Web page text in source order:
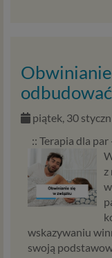
piątek, 30
:: Terapia dla
z
wskazywaniu
swoją
możesz
technologicznym
marketingowym.
Przekazywanie
Twoje dane będą
właściciel serwisu
Twoje dane mogą
przetwarzania
przypadku
do dowolnego
w celach wyraźnie
Zaufanego